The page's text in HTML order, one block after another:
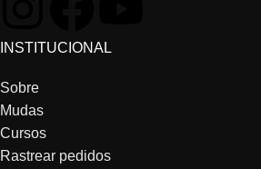
INSTITUCIONAL
Sobre
Mudas
Cursos
Rastrear pedidos